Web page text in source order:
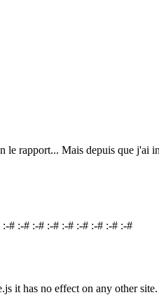
le rapport... Mais depuis que j'ai
# :-# :-# :-# :-# :-# :-# :-# :-#
it has no effect on any other site.